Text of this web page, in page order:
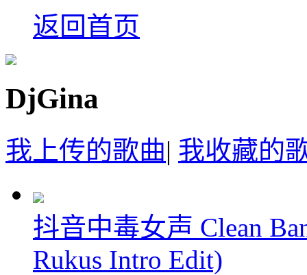
返回首页
DjGina
我上传的歌曲| 我收藏的
抖音中毒女声 Clean
Rukus Intro Edit)